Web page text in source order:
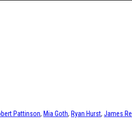
Pattinson, Mia Goth, Ryan Hurst, James